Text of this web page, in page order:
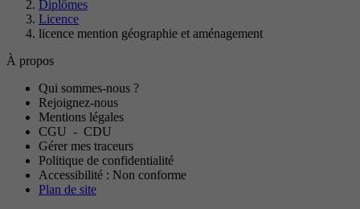
Diplômes
Licence
licence mention géographie et aménagement
À propos
Qui sommes-nous ?
Rejoignez-nous
Mentions légales
CGU - CDU
Gérer mes traceurs
Politique de confidentialité
Accessibilité : Non conforme
Plan de site